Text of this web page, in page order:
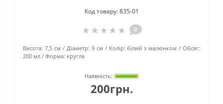
Код товару:835-01
0
Висота: 7,5 см Діаметр: 9 см Колір: білий з малюнком
Обсяг:
200 мл
Форма: кругла
Наявність:
200грн.